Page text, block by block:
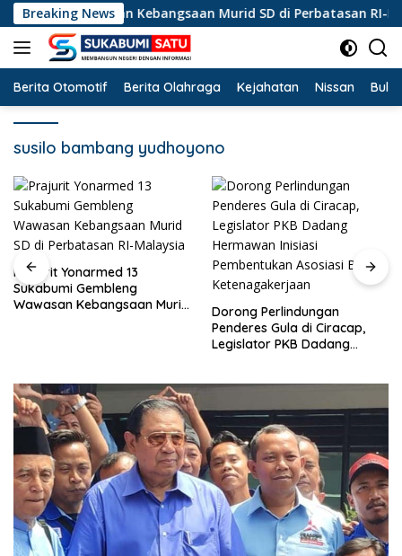
Langsung
ke
konten
Breaking News
Wawasan Kebangsaan Murid SD di Perbatasan RI-
Berita Otomotif Berita Olahraga Kejahatan Nissan
susilo bambang yudhoyono
13
Murid
Dorong Perlindungan
Penderes Gula di Ciracap,
Legislator PKB Dadang
Ketenagakerjaan
Soal
Reggae di
DPRD Fraksi
Pemdes:
Musiknya,